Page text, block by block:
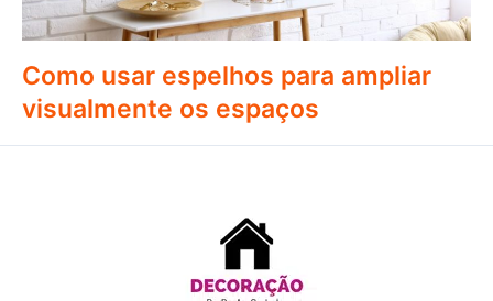
Como usar espelhos para ampliar
visualmente os espaços